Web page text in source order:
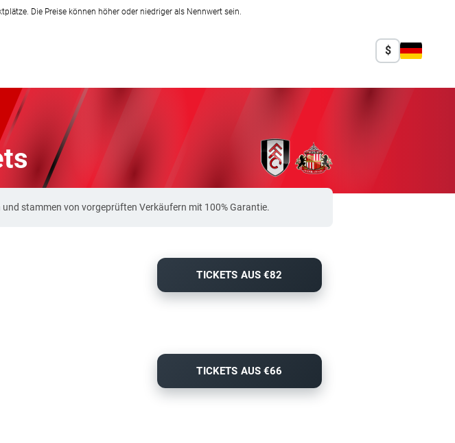
Die Preise können höher oder niedriger als Nennwert sein.
$
stammen von vorgeprüften Verkäufern mit 100% Garantie.
TICKETS AUS €82
TICKETS AUS €66